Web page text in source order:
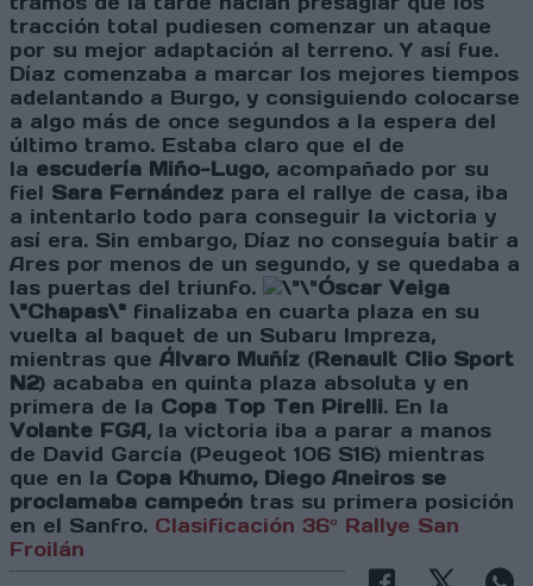
tracción total pudiesen comenzar un ataque
por su mejor adaptación al terreno. Y así fue.
Díaz comenzaba a marcar los mejores tiempos
adelantando a Burgo, y consiguiendo colocarse
a algo más de once segundos a la espera del
último tramo. Estaba claro que el de
la escudería Miño-Lugo, acompañado por su
fiel Sara Fernández para el rallye de casa, iba
a intentarlo todo para conseguir la victoria y
así era. Sin embargo, Díaz no conseguía batir a
Ares por menos de un segundo, y se quedaba a
las puertas del triunfo.
Óscar Veiga
\"Chapas\" finalizaba en cuarta plaza en su
vuelta al baquet de un Subaru Impreza,
mientras que Álvaro Muñíz (Renault Clio Sport
N2) acababa en quinta plaza absoluta y en
primera de la Copa Top Ten Pirelli. En la
Volante FGA, la victoria iba a parar a manos
de David García (Peugeot 106 S16) mientras
que en la Copa Khumo, Diego Aneiros se
proclamaba campeón tras su primera posición
en el Sanfro. Clasificación 36º Rallye San
Froilán